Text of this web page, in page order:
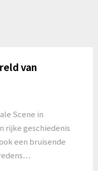
van
Scene in
rijke geschiedenis
een bruisende